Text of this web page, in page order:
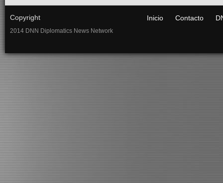
Copyright
2014 DNN Diplomatics News Network
Inicio Contacto